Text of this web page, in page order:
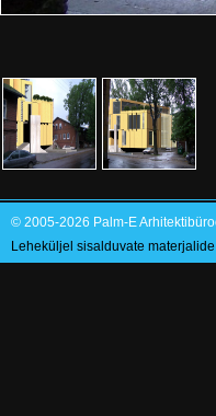
© 2005-2026 Palm-E
Leheküljel sisalduvate